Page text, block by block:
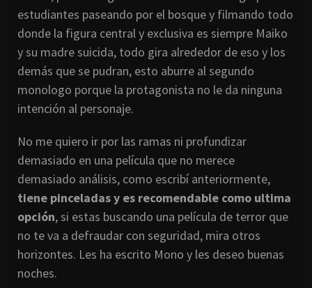
estudiantes paseando por el bosque y filmando todo
donde la figura central y exclusiva es siempre Maiko
y su madre suicida, todo gira alrededor de eso y los
demás que se pudran, esto aburre al segundo
monologo porque la protagonista no le da ninguna
intención al personaje.
No me quiero ir por las ramas ni profundizar
demasiado en una película que no merece
demasiado análisis, como escribí anteriormente,
tiene pinceladas y es recomendable como ultima
opción, si estas buscando una película de terror que
no te va a defraudar con seguridad, mira otros
horizontes. Les ha escrito Mono y les deseo buenas
noches.